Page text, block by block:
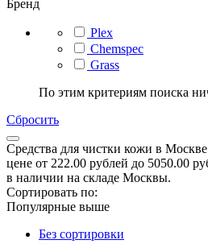
Бренд
Plex
Сhemspec
Grass
По этим критериям поиска
Сбросить
Средства для чистки кожи в
цене от 222.00 рублей до 5050.00
в наличии на складе Москвы.
Сортировать по:
Популярные выше
Без сортировки